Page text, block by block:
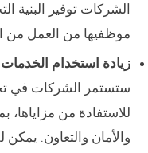
الشركات توفير البنية
موظفيها من العمل من
زيادة استخدام الخدمات
ستستمر الشركات في
للاستفادة من مزاياها،
والأمان والتعاون.